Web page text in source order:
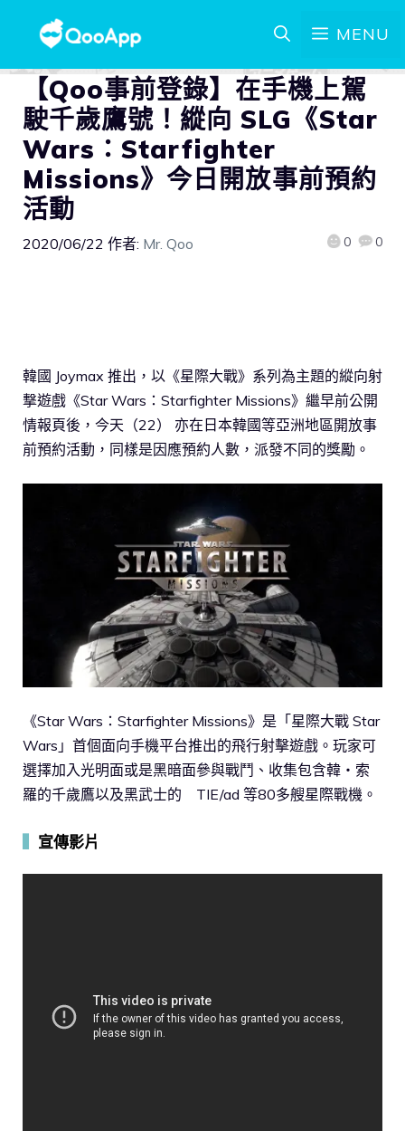
MENU
【Qoo事前登錄】在手機上駕
駛千歲鷹號！縱向 SLG《Star
Wars：Starfighter
Missions》今日開放事前預約
活動
2020/06/22 作者: Mr. Qoo 0 0
韓國 Joymax 推出，以《星際大戰》系列為主題的縱向射
撃遊戲《Star Wars：Starfighter Missions》繼早前公開
情報頁後，今天（22） 亦在日本韓國等亞洲地區開放事
前預約活動，同樣是因應預約人數，派發不同的獎勵。
《Star Wars：Starfighter Missions》是「星際大戰 Star
Wars」首個面向手機平台推出的飛行射擊遊戲。玩家可
選擇加入光明面或是黑暗面參與戰鬥、收集包含韓‧索
羅的千歲鷹以及黑武士的 TIE/ad 等80多艘星際戰機。
宣傳影片